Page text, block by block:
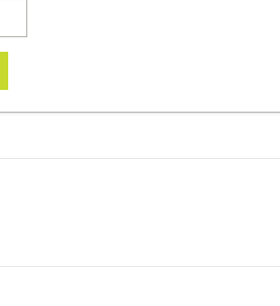
- sinuosité moyenne
climatiques (gelées tardives,
de 1 (très sensible) à 9 (résistante).